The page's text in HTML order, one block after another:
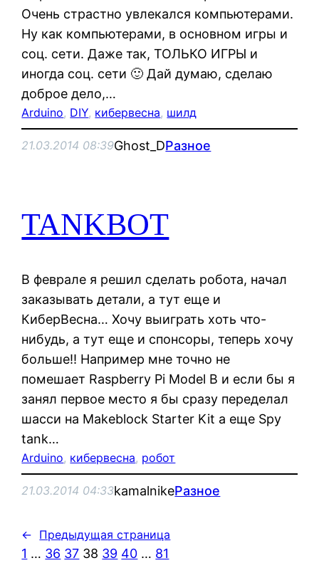
Очень страстно увлекался компьютерами.
Ну как компьютерами, в основном игры и
соц. сети. Даже так, ТОЛЬКО ИГРЫ и
иногда соц. сети 🙂 Дай думаю, сделаю
доброе дело,…
Arduino, DIY, кибервесна, шилд
21.03.2014 08:39Ghost_DРазное
TANKBOT
В феврале я решил сделать робота, начал
заказывать детали, а тут еще и
КиберВесна… Хочу выиграть хоть что-
нибудь, а тут еще и спонсоры, теперь хочу
больше!! Например мне точно не
помешает Raspberry Pi Model B и если бы я
занял первое место я бы сразу переделал
шасси на Makeblock Starter Kit а еще Spy
tank…
Arduino, кибервесна, робот
21.03.2014 04:33kamalnikeРазное
← Предыдущая страница
1 … 36 37 38 39 40 … 81